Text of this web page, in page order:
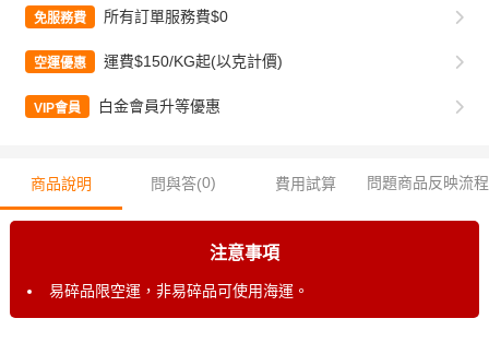
免服務費 所有訂單服務費$0
空運優惠 運費$150/KG起(以克計價)
VIP會員 白金會員升等優惠
商品說明 問與答(0) 費用試算 問題商品反映流程
注意事項
易碎品限空運，非易碎品可使用海運。